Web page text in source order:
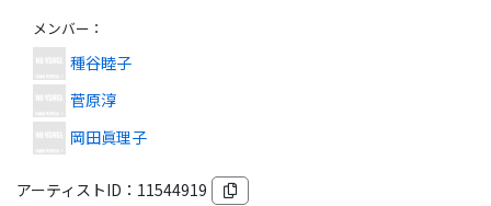
メンバー ：
種谷睦子
菅原淳
岡田眞理子
アーティストID： 11544919